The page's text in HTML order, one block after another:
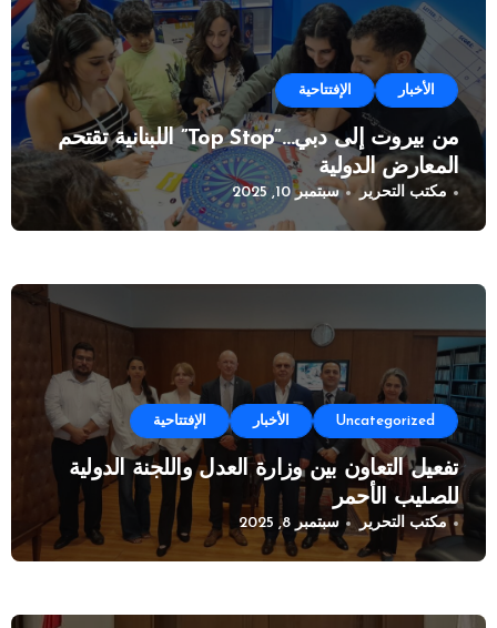
الأخبار الإفتتاحية
من بيروت إلى دبي…”Top Stop” اللبنانية تقتحم
المعارض الدولية
مكتب التحرير سبتمبر 10, 2025
Uncategorized الأخبار الإفتتاحية
تفعيل التعاون بين وزارة العدل واللجنة الدولية
للصليب الأحمر
مكتب التحرير سبتمبر 8, 2025